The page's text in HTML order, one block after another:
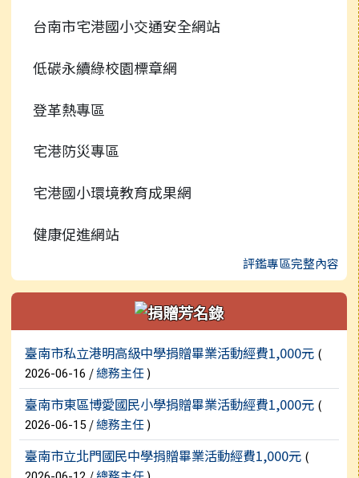
台南市宅港國小交通安全網站
低碳永續綠校園標章網
登革熱專區
宅港防災專區
宅港國小環境教育成果網
健康促進網站
評鑑專區完整內容
新聞列表
臺南市私立港明高級中學捐贈畢業活動經費1,000元 (
2026-06-16 /總務主任)
臺南市東區博愛國民小學捐贈畢業活動經費1,000元 (
2026-06-15 /總務主任)
臺南市立北門國民中學捐贈畢業活動經費1,000元 (